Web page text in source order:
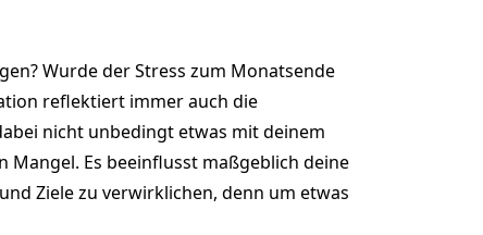
Wurde der Stress zum Monatsende
reflektiert immer auch die
nicht unbedingt etwas mit deinem
Mangel. Es beeinflusst maßgeblich deine
Ziele zu verwirklichen, denn um etwas